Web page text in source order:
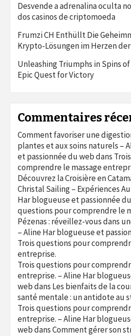
Desvende a adrenalina oculta
dos casinos de criptomoeda
Frumzi CH Enthüllt Die
Krypto-Lösungen im Herzen
Unleashing Triumphs in Spins
Epic Quest for Victory
Commentaires
Comment favoriser une
plantes et aux soins naturels –
et passionnée du webdans
comprendre le massage
Découvrez la Croisière en
Christal Sailing – Expériences
Har blogueuse et passionnée
questions pour comprendre le
Pézenas : réveillez-vous dans
– Aline Har blogueuse et
Trois questions pour
entreprise.
Trois questions pour
entreprise. – Aline Har
webdans Les bienfaits de la
santé mentale : un antidote au
Trois questions pour
entreprise. – Aline Har
webdansComment gérer son